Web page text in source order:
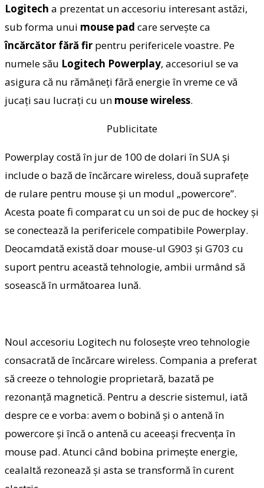
Logitech a prezentat un accesoriu interesant astăzi,
sub forma unui mouse pad care serveşte ca
încărcător fără fir pentru perifericele voastre. Pe
numele său Logitech Powerplay, accesoriul se va
asigura că nu rămâneţi fără energie în vreme ce vă
jucaţi sau lucraţi cu un mouse wireless.
Publicitate
Powerplay costă în jur de 100 de dolari în SUA şi
include o bază de încărcare wireless, două suprafeţe
de rulare pentru mouse şi un modul „powercore”.
Acesta poate fi comparat cu un soi de puc de hockey şi
se conectează la perifericele compatibile Powerplay.
Deocamdată există doar mouse-ul G903 şi G703 cu
suport pentru această tehnologie, ambii urmând să
sosească în următoarea lună.
Noul accesoriu Logitech nu foloseşte vreo tehnologie
consacrată de încărcare wireless. Compania a preferat
să creeze o tehnologie proprietară, bazată pe
rezonanţă magnetică. Pentru a descrie sistemul, iată
despre ce e vorba: avem o bobină şi o antenă în
powercore şi încă o antenă cu aceeaşi frecvenţa în
mouse pad. Atunci când bobina primeşte energie,
cealaltă rezonează şi asta se transformă în curent